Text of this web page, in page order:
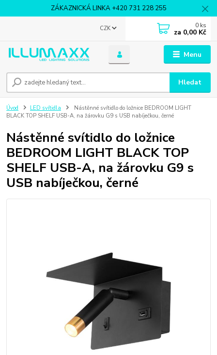
ZÁKAZNICKÁ LINKA +420 731 228 255
Menu
CZK
Hledat
0 ks
za 0,00 Kč
Úvod LED svítidla
Nástěnné svítidlo do ložnice BEDROOM LIGHT
BLACK TOP SHELF USB-A, na žárovku G9 s USB nabíječkou, černé
Nástěnné svítidlo do ložnice
BEDROOM LIGHT BLACK TOP
SHELF USB-A, na žárovku G9 s
USB nabíječkou, černé